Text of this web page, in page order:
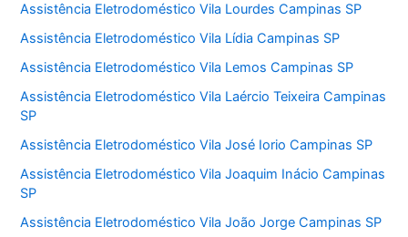
Assistência Eletrodoméstico Vila Lourdes Campinas SP
Assistência Eletrodoméstico Vila Lídia Campinas SP
Assistência Eletrodoméstico Vila Lemos Campinas SP
Assistência Eletrodoméstico Vila Laércio Teixeira Campinas
SP
Assistência Eletrodoméstico Vila José Iorio Campinas SP
Assistência Eletrodoméstico Vila Joaquim Inácio Campinas
SP
Assistência Eletrodoméstico Vila João Jorge Campinas SP